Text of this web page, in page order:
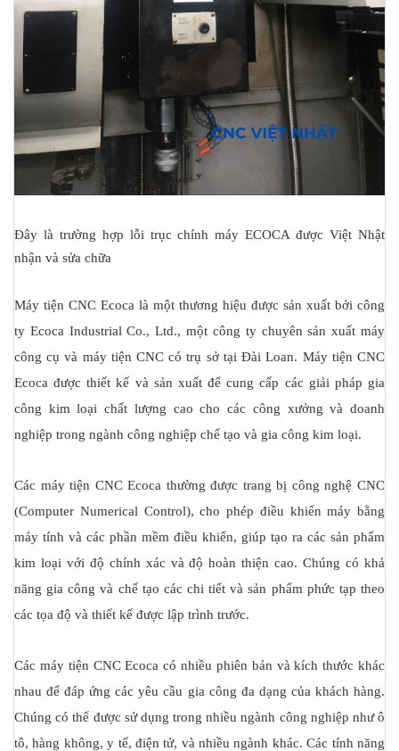
Đây là trường hợp lỗi trục chính máy ECOCA được Việt Nhật
nhận và sửa chữa
Máy tiện CNC Ecoca là một thương hiệu được sản xuất bởi công
ty Ecoca Industrial Co., Ltd., một công ty chuyên sản xuất máy
công cụ và máy tiện CNC có trụ sở tại Đài Loan. Máy tiện CNC
Ecoca được thiết kế và sản xuất để cung cấp các giải pháp gia
công kim loại chất lượng cao cho các công xưởng và doanh
nghiệp trong ngành công nghiệp chế tạo và gia công kim loại.
Các máy tiện CNC Ecoca thường được trang bị công nghệ CNC
(Computer Numerical Control), cho phép điều khiển máy bằng
máy tính và các phần mềm điều khiển, giúp tạo ra các sản phẩm
kim loại với độ chính xác và độ hoàn thiện cao. Chúng có khả
năng gia công và chế tạo các chi tiết và sản phẩm phức tạp theo
các tọa độ và thiết kế được lập trình trước.
Các máy tiện CNC Ecoca có nhiều phiên bản và kích thước khác
nhau để đáp ứng các yêu cầu gia công đa dạng của khách hàng.
Chúng có thể được sử dụng trong nhiều ngành công nghiệp như ô
tô, hàng không, y tế, điện tử, và nhiều ngành khác. Các tính năng